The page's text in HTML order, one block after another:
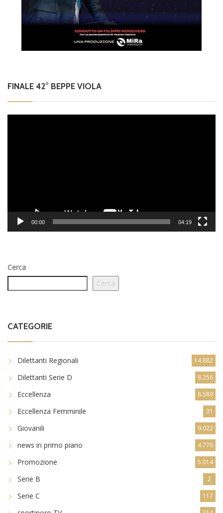
FINALE 42° BEPPE VIOLA
00:00 04:19
Cerca
Cerca
CATEGORIE
Dilettanti Regionali 14.882
Dilettanti Serie D 8.256
Eccellenza 8.589
Eccellenza Femminile 31
Giovanili 9.022
news in primo piano 4.776
Promozione 5.014
Serie B 2
Serie C 117